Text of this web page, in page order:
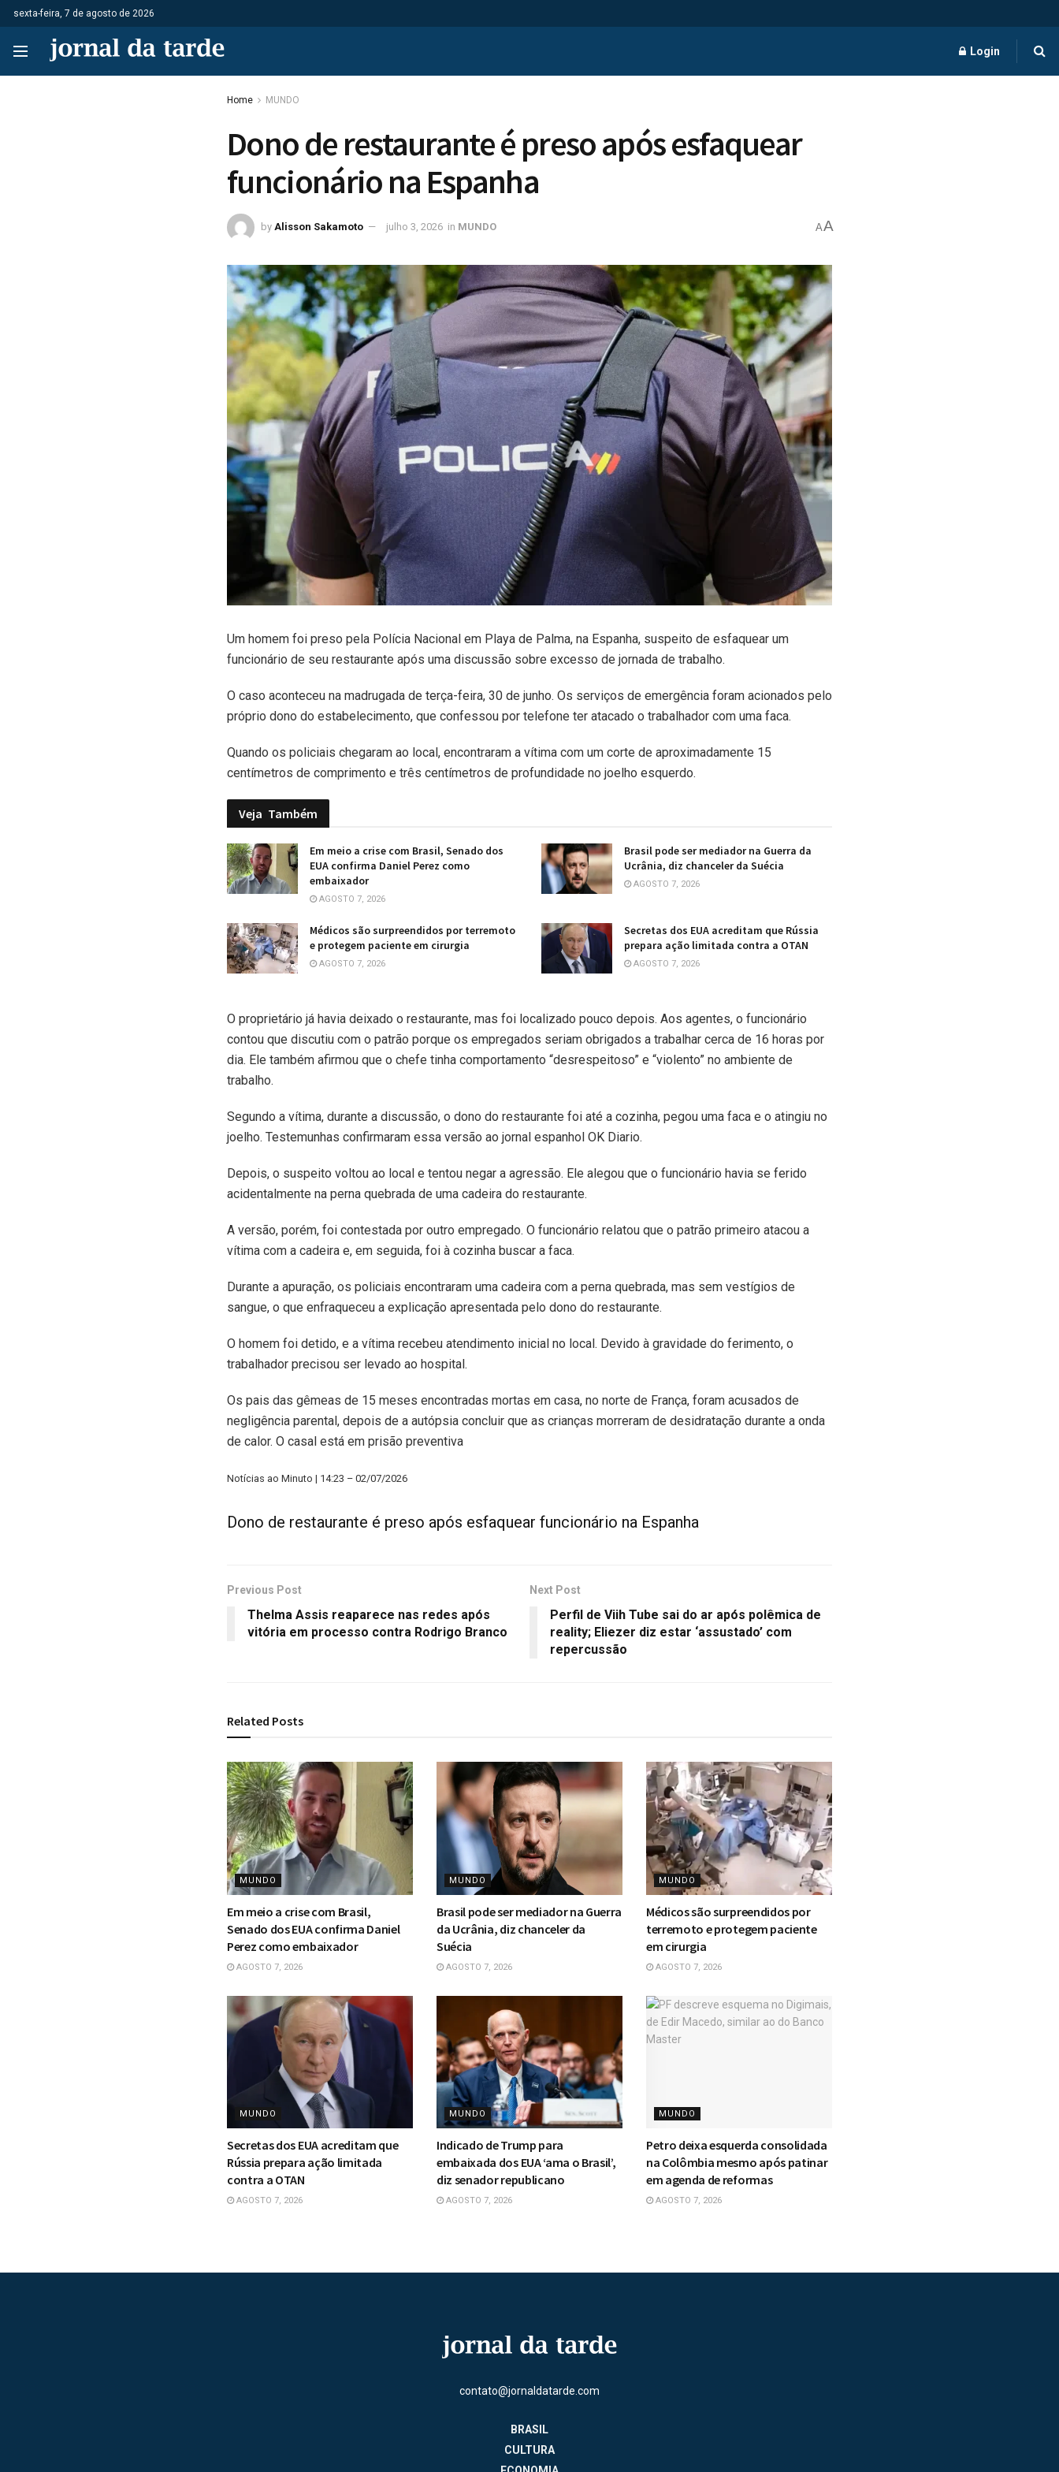
sexta-feira, 7 de agosto de 2026
Login
Home MUNDO
Dono de restaurante é preso após esfaquear
funcionário na Espanha
by Alisson Sakamoto julho 3, 2026 in MUNDO AA
Um homem foi preso pela Polícia Nacional em Playa de Palma, na Espanha, suspeito de esfaquear um
funcionário de seu restaurante após uma discussão sobre excesso de jornada de trabalho.
O caso aconteceu na madrugada de terça-feira, 30 de junho. Os serviços de emergência foram acionados pelo
próprio dono do estabelecimento, que confessou por telefone ter atacado o trabalhador com uma faca.
Quando os policiais chegaram ao local, encontraram a vítima com um corte de aproximadamente 15
centímetros de comprimento e três centímetros de profundidade no joelho esquerdo.
Veja Também
Em meio a crise com Brasil, Senado dos
EUA confirma Daniel Perez como
embaixador
AGOSTO 7, 2026
Brasil pode ser mediador na Guerra da
Ucrânia, diz chanceler da Suécia
AGOSTO 7, 2026
Médicos são surpreendidos por terremoto
e protegem paciente em cirurgia
AGOSTO 7, 2026
Secretas dos EUA acreditam que Rússia
prepara ação limitada contra a OTAN
AGOSTO 7, 2026
O proprietário já havia deixado o restaurante, mas foi localizado pouco depois. Aos agentes, o funcionário
contou que discutiu com o patrão porque os empregados seriam obrigados a trabalhar cerca de 16 horas por
dia. Ele também afirmou que o chefe tinha comportamento “desrespeitoso” e “violento” no ambiente de
trabalho.
Segundo a vítima, durante a discussão, o dono do restaurante foi até a cozinha, pegou uma faca e o atingiu no
joelho. Testemunhas confirmaram essa versão ao jornal espanhol OK Diario.
Depois, o suspeito voltou ao local e tentou negar a agressão. Ele alegou que o funcionário havia se ferido
acidentalmente na perna quebrada de uma cadeira do restaurante.
A versão, porém, foi contestada por outro empregado. O funcionário relatou que o patrão primeiro atacou a
vítima com a cadeira e, em seguida, foi à cozinha buscar a faca.
Durante a apuração, os policiais encontraram uma cadeira com a perna quebrada, mas sem vestígios de
sangue, o que enfraqueceu a explicação apresentada pelo dono do restaurante.
O homem foi detido, e a vítima recebeu atendimento inicial no local. Devido à gravidade do ferimento, o
trabalhador precisou ser levado ao hospital.
Os pais das gêmeas de 15 meses encontradas mortas em casa, no norte de França, foram acusados de
negligência parental, depois de a autópsia concluir que as crianças morreram de desidratação durante a onda
de calor. O casal está em prisão preventiva
Notícias ao Minuto | 14:23 – 02/07/2026
Dono de restaurante é preso após esfaquear funcionário na Espanha
Previous Post
Thelma Assis reaparece nas redes após
vitória em processo contra Rodrigo Branco
Next Post
Perfil de Viih Tube sai do ar após polêmica de
reality; Eliezer diz estar ‘assustado’ com
repercussão
Related Posts
MUNDO
Em meio a crise com Brasil,
Senado dos EUA confirma Daniel
Perez como embaixador
AGOSTO 7, 2026
MUNDO
Brasil pode ser mediador na Guerra
da Ucrânia, diz chanceler da
Suécia
AGOSTO 7, 2026
MUNDO
Médicos são surpreendidos por
terremoto e protegem paciente
em cirurgia
AGOSTO 7, 2026
MUNDO
Secretas dos EUA acreditam que
Rússia prepara ação limitada
contra a OTAN
AGOSTO 7, 2026
MUNDO
Indicado de Trump para
embaixada dos EUA ‘ama o Brasil’,
diz senador republicano
AGOSTO 7, 2026
MUNDO
Petro deixa esquerda consolidada
na Colômbia mesmo após patinar
em agenda de reformas
AGOSTO 7, 2026
contato@jornaldatarde.com
BRASIL
CULTURA